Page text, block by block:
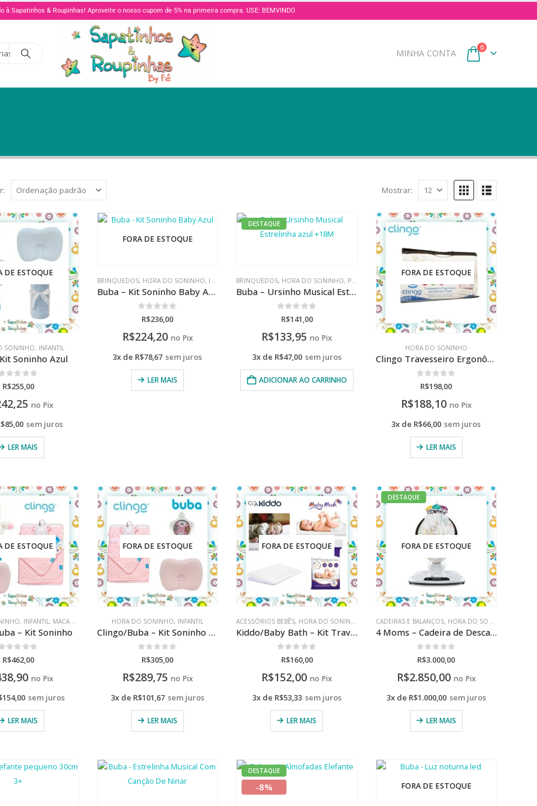
à Sapatinhos & Roupinhas! Aproveite o nosso cupom de 5% na primeira compra. USE: BEMVINDO
MINHA CONTA 0
Mostrar:
DE ESTOQUE
SONINHO, INFANTIL
Soninho Azul
de 5
R$255,00
no Pix
85,00 sem juros
LER MAIS
FORA DE ESTOQUE
BRINQUEDOS, HORA DO SONINHO, INFANTIL ,PELÚCIA/METOO
Buba – Kit Soninho Baby Azul
0de 5
R$236,00
R$224,20 no Pix
3x de R$78,67 sem juros
LER MAIS
DESTAQUE
BRINQUEDOS, HORA DO SONINHO, PELÚCIA/METOO
Buba – Ursinho Musical Estrelinha azul +18M
0de 5
R$141,00
R$133,95 no Pix
3x de R$47,00 sem juros
ADICIONAR AO CARRINHO
FORA DE ESTOQUE
HORA DO SONINHO
Clingo Travesseiro Ergonômico em Memory Faam
0de 5
R$198,00
R$188,10 no Pix
3x de R$66,00 sem juros
LER MAIS
DE ESTOQUE
, INFANTIL, MACACÃO
– Kit Soninho
de 5
R$462,00
no Pix
154,00 sem juros
LER MAIS
FORA DE ESTOQUE
HORA DO SONINHO, INFANTIL
Clingo/Buba – Kit Soninho rosa
0de 5
R$305,00
R$289,75 no Pix
3x de R$101,67 sem juros
LER MAIS
FORA DE ESTOQUE
ACESSÓRIOS BEBÊS, HORA DO SONINHO INFANTIL
Kiddo/Baby Bath – Kit Travesseiro Soneca e Protetor de colchão descartável
0de 5
R$160,00
R$152,00 no Pix
3x de R$53,33 sem juros
LER MAIS
DESTAQUE
FORA DE ESTOQUE
CADEIRAS E BALANÇOS, HORA DO SONINHO
4 Moms – Cadeira de Descanso Mamaroo
0de 5
R$3.000,00
R$2.850,00 no Pix
3x de R$1.000,00 sem juros
LER MAIS
DESTAQUE
-8% FORA DE ESTOQUE